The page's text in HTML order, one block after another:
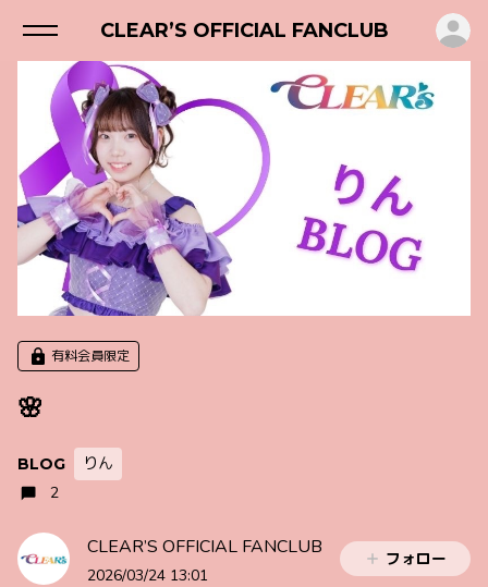
CLEAR’S OFFICIAL FANCLUB
有料会員限定
‪🌸
BLOG
りん
2
CLEAR’S OFFICIAL FANCLUB
2026/03/24 13:01
フォロー